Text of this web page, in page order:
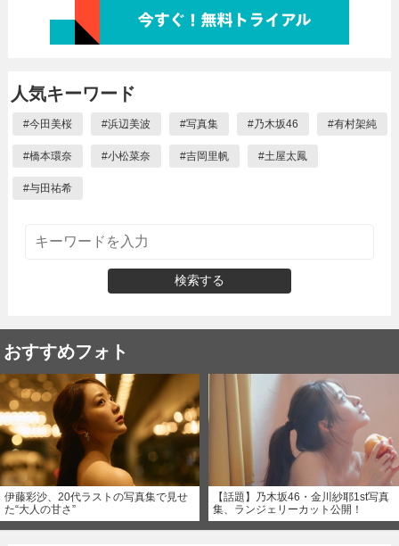
人気キーワード
#今田美桜 #浜辺美波 #写真集 #乃木坂46 #有村架純
#橋本環奈 #小松菜奈 #吉岡里帆 #土屋太鳳
#与田祐希
検索する
おすすめフォト
伊藤彩沙、20代ラストの写真集で見せ
た“大人の甘さ”
【話題】乃木坂46・金川紗耶1st写真
集、ランジェリーカット公開！